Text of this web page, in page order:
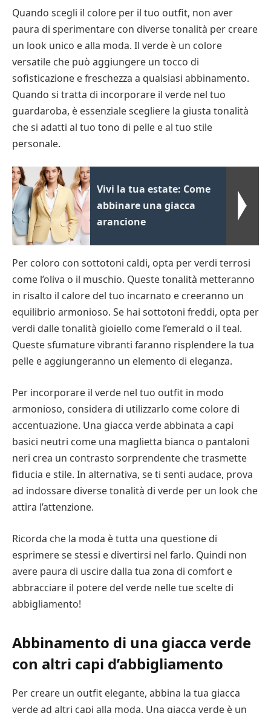
Quando scegli il colore per il tuo outfit, non aver
paura di sperimentare con diverse tonalità per creare
un look unico e alla moda. Il verde è un colore
versatile che può aggiungere un tocco di
sofisticazione e freschezza a qualsiasi abbinamento.
Quando si tratta di incorporare il verde nel tuo
guardaroba, è essenziale scegliere la giusta tonalità
che si adatti al tuo tono di pelle e al tuo stile
personale.
Vivi la tua estate: Come
abbinare una giacca
arancione
Per coloro con sottotoni caldi, opta per verdi terrosi
come l’oliva o il muschio. Queste tonalità metteranno
in risalto il calore del tuo incarnato e creeranno un
equilibrio armonioso. Se hai sottotoni freddi, opta per
verdi dalle tonalità gioiello come l’emerald o il teal.
Queste sfumature vibranti faranno risplendere la tua
pelle e aggiungeranno un elemento di eleganza.
Per incorporare il verde nel tuo outfit in modo
armonioso, considera di utilizzarlo come colore di
accentuazione. Una giacca verde abbinata a capi
basici neutri come una maglietta bianca o pantaloni
neri crea un contrasto sorprendente che trasmette
fiducia e stile. In alternativa, se ti senti audace, prova
ad indossare diverse tonalità di verde per un look che
attira l’attenzione.
Ricorda che la moda è tutta una questione di
esprimere se stessi e divertirsi nel farlo. Quindi non
avere paura di uscire dalla tua zona di comfort e
abbracciare il potere del verde nelle tue scelte di
abbigliamento!
Abbinamento di una giacca verde
con altri capi d’abbigliamento
Per creare un outfit elegante, abbina la tua giacca
verde ad altri capi alla moda. Una giacca verde è un